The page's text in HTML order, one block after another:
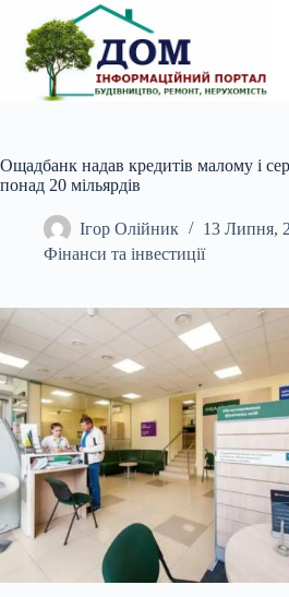
вмісту
Ощадбанк надав кредитів малому і
понад 20 мільярдів
Ігор Олійник
13 Липня,
Фінанси та інвестиції